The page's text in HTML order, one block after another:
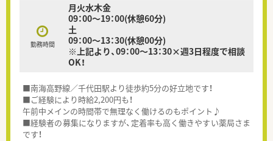
勤務時間
月火水木金
09：00～19：00(休憩60分)
土
09：00～13：30(休憩00分)
※上記より、09：00～13：30×週3日程度で相談
OK！
■南海高野線／千代田駅より徒歩約5分の好立地です！
■ご経験により時給2,200円も！
午前中メインの時間帯で無理なく働けるのもポイント♪
■経験者の募集になりますが、定着率も高く働きやすい薬局さま
です！